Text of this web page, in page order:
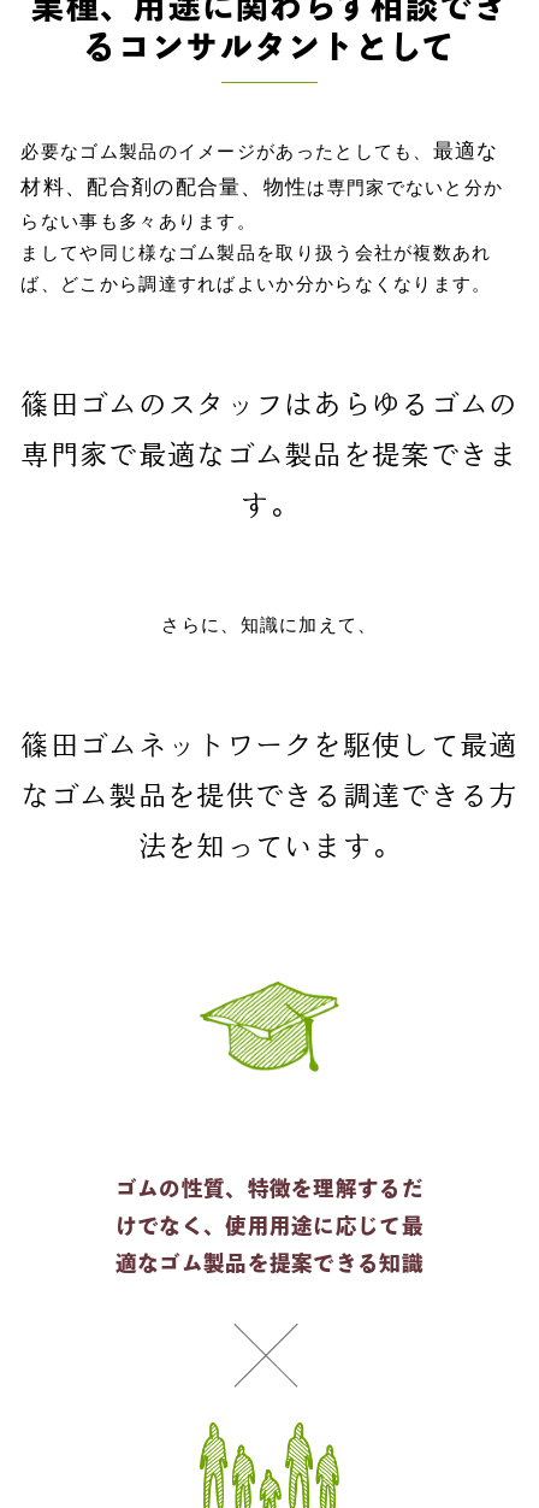
るコンサルタントとして
必要なゴム製品のイメージがあったとしても、 最適な
材料、配合剤の配合量、物性は専門家でないと分か
らない事も多々あります。
ましてや同じ様なゴム製品を取り扱う会社が複数あれ
ば、どこから調達すればよいか分からなくなります。
篠田ゴムのスタッフはあらゆるゴムの
専門家で最適なゴム製品を提案できま
す。
さらに、知識に加えて、
篠田ゴムネットワークを駆使して最適
なゴム製品を提供できる調達できる方
法を知っています。
ゴムの性質、特徴を理解するだ
けでなく、使用用途に応じて最
適なゴム製品を提案できる知識